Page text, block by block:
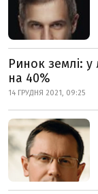
Ринок землі: у
на 40%
14 ГРУДНЯ 2021, 09:25